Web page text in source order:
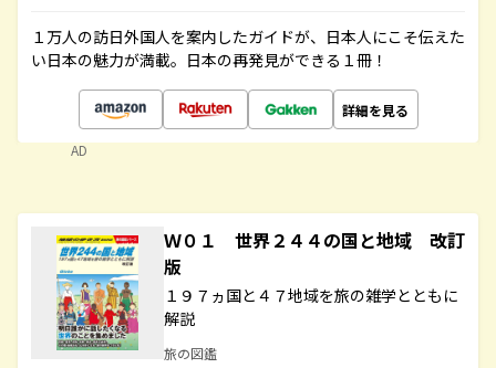
１万人の訪日外国人を案内したガイドが、日本人にこそ伝えた
い日本の魅力が満載。日本の再発見ができる１冊！
詳細を見る
AD
Ｗ０１ 世界２４４の国と地域 改訂
版
１９７ヵ国と４７地域を旅の雑学とともに
解説
旅の図鑑